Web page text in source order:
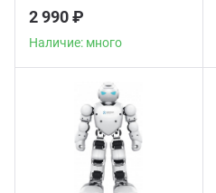
2 990 ₽
Наличие: много